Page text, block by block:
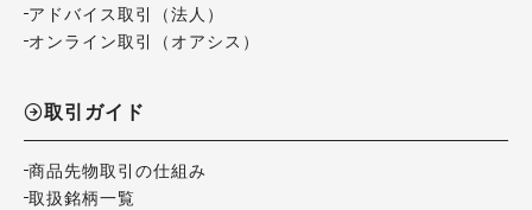
アドバイス取引（法人）
オンライン取引（オアシス）
取引ガイド
商品先物取引の仕組み
取扱銘柄一覧